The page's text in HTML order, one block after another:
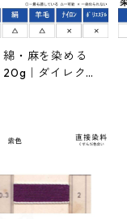
・麻を染める
｜ダイレクト